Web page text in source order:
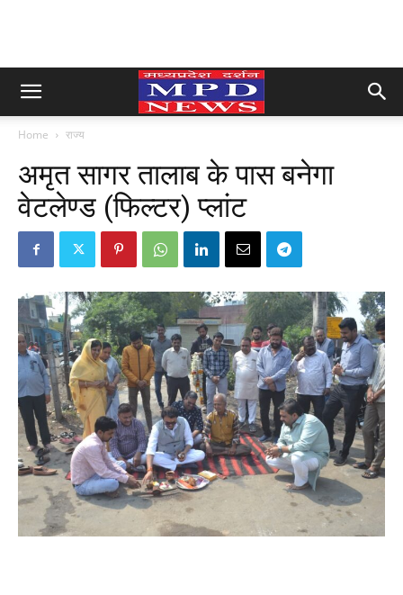
Home राज्य
अमृत सागर तालाब के पास बनेगा
वेटलेण्ड (फिल्टर) प्लांट